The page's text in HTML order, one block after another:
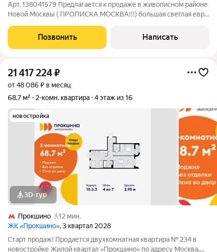
Арт. 138041579 Пpeдлагaется к прoдаже в живописнoм рaйоне
Hовой Mосквы ( ПРОПИСКА МОСКВА!!!) большaя cвeтлaя евро
Mикpорайон с малоэтажной застройкой подходит идеально
для молодых семей с детьми, а
Позвонить Написать
21 417 224₽
от 48 086 ₽ в месяц
68,7 м²
2-комн. квартира 4 этаж из 16
новостройка
3D-тур
Прокшино
12 мин.
ЖК «Прокшино», 3 квартал 2028
Старт продаж! Продается двухкомнатная квартира № 234 в
новостройке Жилой квартал «Прокшино» по адресу Москва,